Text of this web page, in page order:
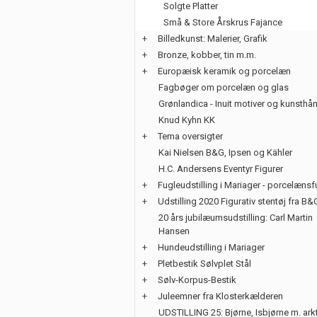
Solgte Platter
Små & Store Årskrus Fajance
+
Billedkunst: Malerier, Grafik
+
Bronze, kobber, tin m.m.
+
Europæisk keramik og porcelæn
Fagbøger om porcelæn og glas
Grønlandica - Inuit motiver og
Knud Kyhn KK
+
Tema oversigter
Kai Nielsen B&G, Ipsen og Kähler
H.C. Andersens Eventyr Figurer
+
Fugleudstilling i Mariager -
+
Udstilling 2020 Figurativ stentøj fra
20 års jubilæumsudstilling: Carl Martin
Hansen
+
Hundeudstilling i Mariager
+
Pletbestik Sølvplet Stål
+
Sølv-Korpus-Bestik
+
Juleemner fra Klosterkælderen
UDSTILLING 25: Bjørne, Isbjørne m.